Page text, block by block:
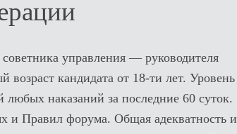
управления — руководителя
кандидата от 18-ти лет. Уровень
наказаний за последние 60 суток.
и Правил форума. Общая адекватность и